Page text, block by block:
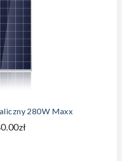
280W Maxx